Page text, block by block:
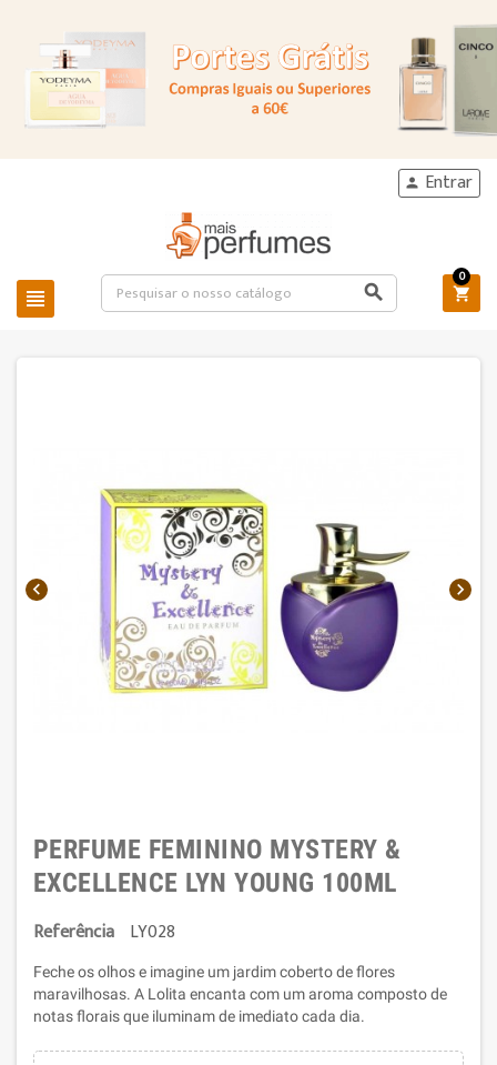
 
 Entrar

0
 
PERFUME FEMININO MYSTERY &
EXCELLENCE LYN YOUNG 100ML
Referência LY028
Feche os olhos e imagine um jardim coberto de flores
maravilhosas. A Lolita encanta com um aroma composto de
notas florais que iluminam de imediato cada dia.